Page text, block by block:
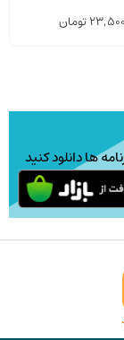
تومان
ها دانلود کنید